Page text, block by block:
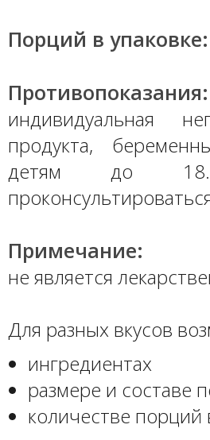
Порций в упаковке:
Противопоказания:
индивидуальная
продукта,
детям до 18.
Примечание:
не является
Для разных вкусов
ингредиентах
размере и составе
количестве порций